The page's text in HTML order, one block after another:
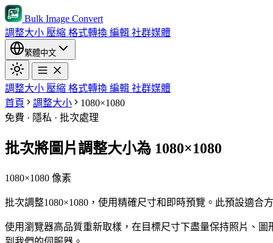
Bulk Image Convert
調整大小 壓縮 格式轉換 編輯 社群媒體
繁體中文
調整大小 壓縮 格式轉換 編輯 社群媒體
首頁
調整大小
1080×1080
免費 · 隱私 · 批次處理
批次將圖片調整大小為 1080×1080
1080×1080 像素
批次調整1080×1080，使用精確尺寸和即時預覽。此預設適合
使用瀏覽器高品質重新取樣，在目標尺寸下盡量保持照片、圖